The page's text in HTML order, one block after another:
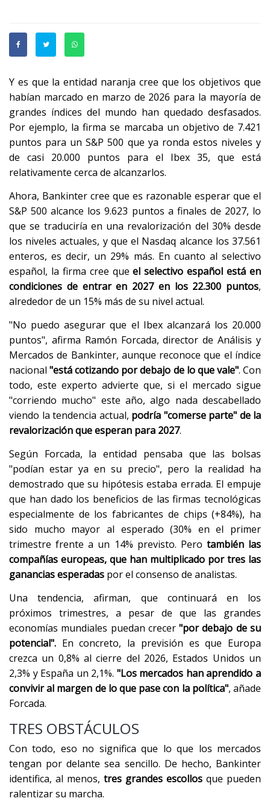
Y es que la entidad naranja cree que los objetivos que
habían marcado en marzo de 2026 para la mayoría de
grandes índices del mundo han quedado desfasados.
Por ejemplo, la firma se marcaba un objetivo de 7.421
puntos para un S&P 500 que ya ronda estos niveles y
de casi 20.000 puntos para el Ibex 35, que está
relativamente cerca de alcanzarlos.
Ahora, Bankinter cree que es razonable esperar que el
S&P 500 alcance los 9.623 puntos a finales de 2027, lo
que se traduciría en una revalorización del 30% desde
los niveles actuales, y que el Nasdaq alcance los 37.561
enteros, es decir, un 29% más. En cuanto al selectivo
español, la firma cree queel selectivo español está en
condiciones de entrar en 2027 en los 22.300 puntos,
alrededor de un 15% más de su nivel actual.
"No puedo asegurar que el Ibex alcanzará los 20.000
puntos", afirma Ramón Forcada, director de Análisis y
Mercados de Bankinter, aunque reconoce que el índice
nacional"está cotizando por debajo de lo que vale". Con
todo, este experto advierte que, si el mercado sigue
"corriendo mucho" este año, algo nada descabellado
viendo la tendencia actual, podría "comerse parte" de la
revalorización que esperan para 2027.
Según Forcada, la entidad pensaba que las bolsas
"podían estar ya en su precio", pero la realidad ha
demostrado que su hipótesis estaba errada. El empuje
que han dado los beneficios de las firmas tecnológicas
especialmente de los fabricantes de chips (+84%), ha
sido mucho mayor al esperado (30% en el primer
trimestre frente a un 14% previsto. Pero también las
compañías europeas, que han multiplicado por tres las
ganancias esperadas por el consenso de analistas.
Una tendencia, afirman, que continuará en los
próximos trimestres, a pesar de que las grandes
economías mundiales puedan crecer"por debajo de su
potencial". En concreto, la previsión es que Europa
crezca un 0,8% al cierre del 2026, Estados Unidos un
2,3% y España un 2,1%. "Los mercados han aprendido a
convivir al margen de lo que pase con la política", añade
Forcada.
TRES OBSTÁCULOS
Con todo, eso no significa que lo que los mercados
tengan por delante sea sencillo. De hecho, Bankinter
identifica, al menos, tres grandes escollos que pueden
ralentizar su marcha.